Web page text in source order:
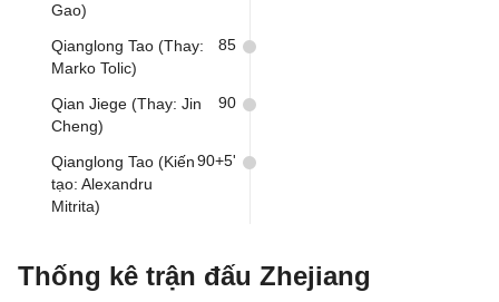
Gao)
Qianglong Tao (Thay:
Marko Tolic)
85
Qian Jiege (Thay: Jin
Cheng)
90
Qianglong Tao (Kiến
tạo: Alexandru
Mitrita)
90+5'
Thống kê trận đấu Zhejiang